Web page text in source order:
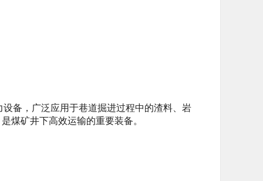
备，广泛应用于巷道掘进过程中的渣料、岩
煤矿井下高效运输的重要装备。